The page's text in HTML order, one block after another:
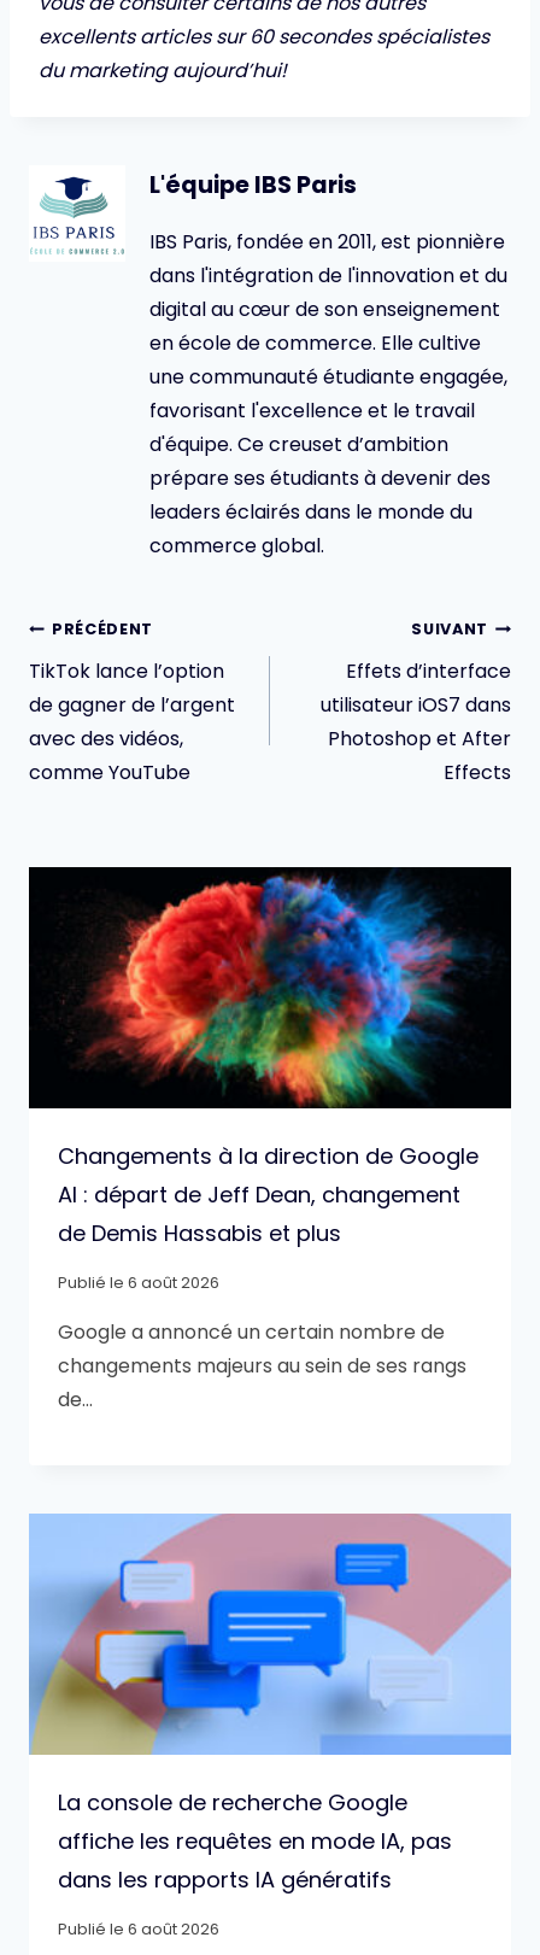
excellents articles sur60 secondes spécialistes
du marketingaujourd’hui!
L'équipe IBS Paris
IBS Paris, fondée en 2011, est pionnière
dans l'intégration de l'innovation et du
digital au cœur de son enseignement
en école de commerce. Elle cultive
une communauté étudiante engagée,
favorisant l'excellence et le travail
d'équipe. Ce creuset d’ambition
prépare ses étudiants à devenir des
leaders éclairés dans le monde du
commerce global.
Navigation
de
l’article
PRÉCÉDENT
TikTok lance l’option
de gagner de l’argent
avec des vidéos,
comme YouTube
SUIVANT
Effets d’interface
utilisateur iOS7 dans
Photoshop et After
Effects
Changements à la direction de Google
AI : départ de Jeff Dean, changement
de Demis Hassabis et plus
Publié le 6 août 2026
Google a annoncé un certain nombre de
changements majeurs au sein de ses rangs
de…
La console de recherche Google
affiche les requêtes en mode IA, pas
dans les rapports IA génératifs
Publié le 6 août 2026